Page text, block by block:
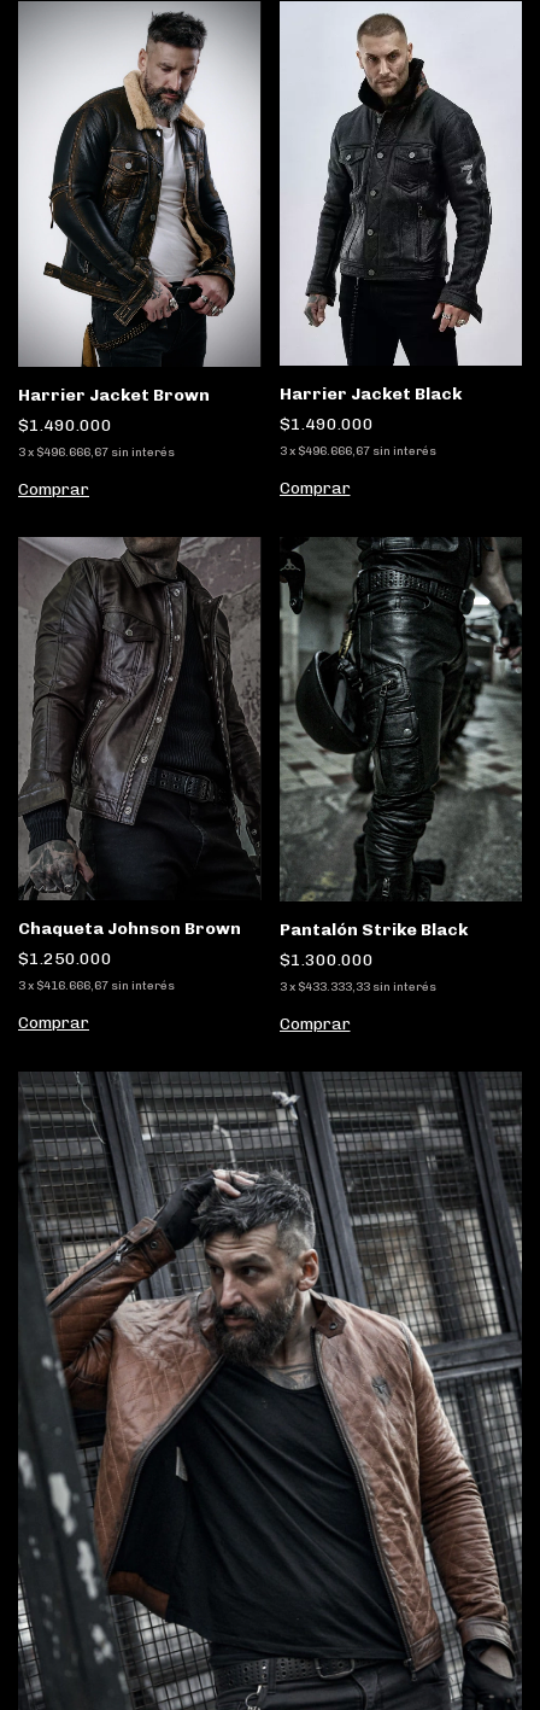
Harrier Jacket Brown
$1.490.000
3x $496.666,67 sin interés
Comprar
Harrier Jacket Black
$1.490.000
3 x $496.666,67 sin interés
Comprar
Chaqueta Johnson Brown
$1.250.000
3x $416.666,67 sin interés
Comprar
Pantalón Strike Black
$1.300.000
3 x $433.333,33 sin interés
Comprar